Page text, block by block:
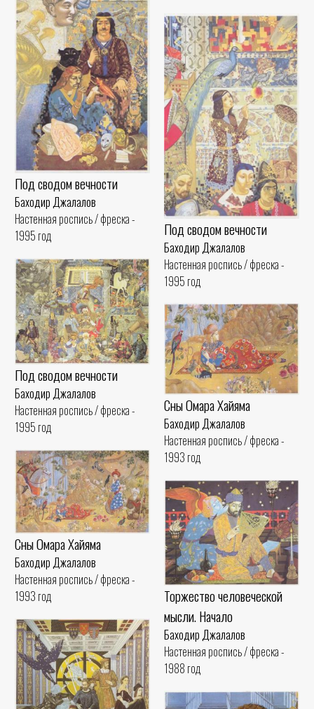
Под сводом вечности
Баходир Джалалов
Настенная роспись / фреска -
1995 год
Под сводом вечности
Баходир Джалалов
Настенная роспись / фреска -
1995 год
Под сводом вечности
Баходир Джалалов
Настенная роспись / фреска -
1995 год
Сны Омара Хайяма
Баходир Джалалов
Настенная роспись / фреска -
1993 год
Сны Омара Хайяма
Баходир Джалалов
Настенная роспись / фреска -
1993 год
Торжество человеческой
мысли. Начало
Баходир Джалалов
Настенная роспись / фреска -
1988 год